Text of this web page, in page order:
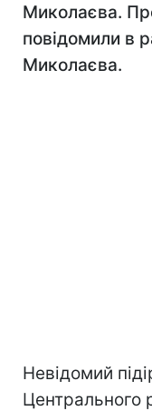
Миколаєва.
повідомили в
Миколаєва.
Невідомий
Центрального